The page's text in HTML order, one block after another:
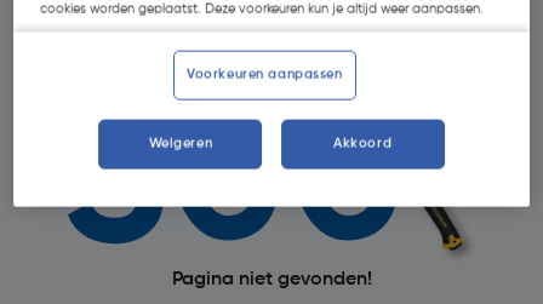
Oops!
Pagina niet gevonden!
cookies worden geplaatst. Deze voorkeuren kun je altijd weer aanpassen.
Voorkeuren aanpassen
Weigeren Akkoord